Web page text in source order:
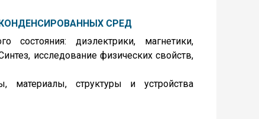
СРЕД
состояния: диэлектрики, магнетики,
исследование физических свойств,
материалы, структуры и устройства